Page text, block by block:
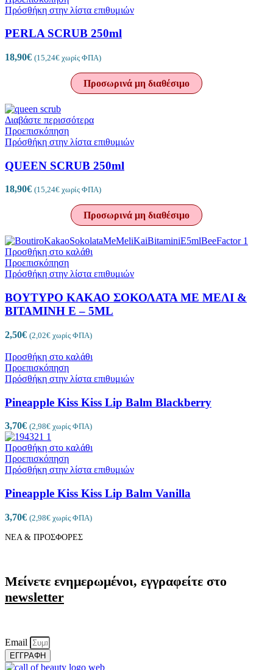
Πρόσθήκη στην λίστα επιθυμιών
PERLA SCRUB 250ml
18,90€ (15,24€ χωρίς ΦΠΑ)
Προσωρινά μη διαθέσιμο
Διαβάστε περισσότερα
Προεπισκόπηση
Πρόσθήκη στην λίστα επιθυμιών
QUEEN SCRUB 250ml
18,90€ (15,24€ χωρίς ΦΠΑ)
Προσωρινά μη διαθέσιμο
Προσθήκη στο καλάθι
Προεπισκόπηση
Πρόσθήκη στην λίστα επιθυμιών
ΒΟΥΤΥΡΟ ΚΑΚΑΟ ΣΟΚΟΛΑΤΑ ΜΕ ΜΕΛΙ &
ΒΙΤΑΜΙΝΗ Ε – 5ML
2,50€ (2,02€ χωρίς ΦΠΑ)
Προσθήκη στο καλάθι
Προεπισκόπηση
Πρόσθήκη στην λίστα επιθυμιών
Pineapple Kiss Kiss Lip Balm Blackberry
3,70€ (2,98€ χωρίς ΦΠΑ)
Προσθήκη στο καλάθι
Προεπισκόπηση
Πρόσθήκη στην λίστα επιθυμιών
Pineapple Kiss Kiss Lip Balm Vanilla
3,70€ (2,98€ χωρίς ΦΠΑ)
ΝΕΑ & ΠΡΟΣΦΟΡΕΣ
Μείνετε ενημερωμένοι, εγγραφείτε στο
newsletter
Email
ΕΓΓΡΑΦΗ